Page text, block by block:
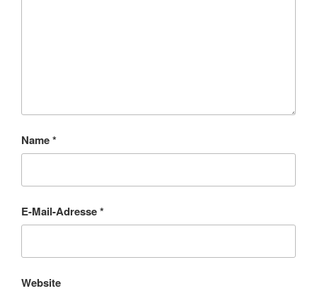
Name*
E-Mail-Adresse*
Website